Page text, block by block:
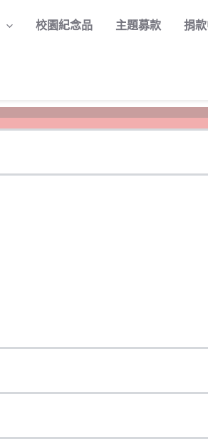
校園紀念品 主題募款 捐